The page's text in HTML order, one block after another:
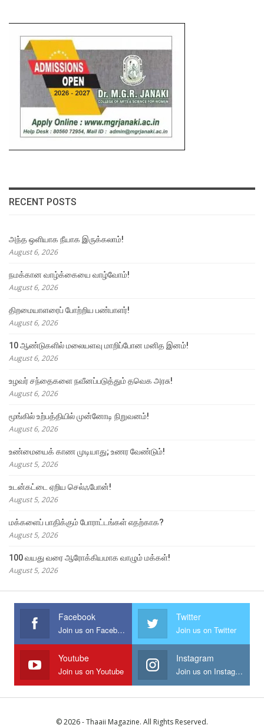
RECENT POSTS
அந்த ஒளியாக நீயாக இருக்கலாம்!
August 6, 2026
நமக்கான வாழ்க்கையை வாழ்வோம்!
August 6, 2026
திறமையாளரைப் போற்றிய பண்பாளர்!
August 6, 2026
10 ஆண்டுகளில் மலையளவு மாறிப்போன மனித இனம்!
August 6, 2026
உழவர் சந்தைகளை நவீனப்படுத்தும் தவெக அரசு!
August 6, 2026
மூங்கில் உற்பத்தியில் முன்னோடி நிறுவனம்!
August 6, 2026
உண்மையைக் காண முடியாது; உணர வேண்டும்!
August 5, 2026
உடன்கட்டை ஏறிய செல்ஃபோன்!
August 5, 2026
மக்களைப் பாதிக்கும் போராட்டங்கள் எதற்காக?
August 5, 2026
100 வயது வரை ஆரோக்கியமாக வாழும் மக்கள்!
August 5, 2026
Facebook
Join us on Facebook
Twitter
Join us on Twitter
Youtube
Join us on Youtube
Instagram
Join us on Instagram
© 2026 - Thaaii Magazine. All Rights Reserved.